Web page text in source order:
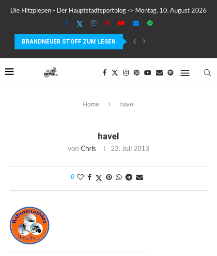
Die Flitzpiepen - Der Hauptstadtsportblog -> Montag, 10. August 2026
BRANDNEUER STOFF ZUM LESEN
COROS PACE 4 IM TEST – LEICHT, SCHNELL...
Home havel
havel
von Chris 23. Juli 2013
0